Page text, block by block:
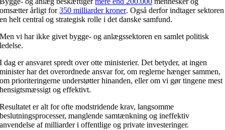
omsætter årligt for350 milliarder kroner. Også derfor indtager sektoren
en helt central og strategisk rolle i det danske samfund.
Men vi har ikke givet bygge- og anlægssektoren en samlet politisk
ledelse.
I dag er ansvaret spredt over otte ministerier. Det betyder, at ingen
minister har det overordnede ansvar for, om reglerne hænger sammen,
om prioriteringerne understøtter hinanden, eller om vi gør tingene mest
hensigtsmæssigt og effektivt.
Resultatet er alt for ofte modstridende krav, langsomme
beslutningsprocesser, manglende samtænkning og ineffektiv
anvendelse af milliarder i offentlige og private investeringer.